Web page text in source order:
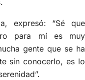
expresó: “Sé que
para mí es muy
gente que se ha
sin conocerlo, es lo